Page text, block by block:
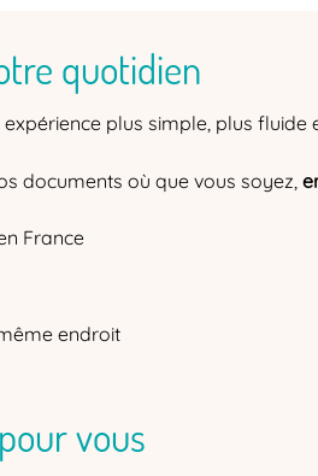
quotidien
plus simple, plus fluide
documents où que vous soyez,
France
endroit
vous